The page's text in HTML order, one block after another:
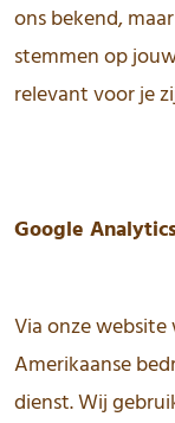
ons bekend,
stemmen op
relevant voor je
Google
Via onze
Amerikaanse
dienst. Wij